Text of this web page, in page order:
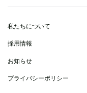
私たちについて
採用情報
お知らせ
プライバシーポリシー